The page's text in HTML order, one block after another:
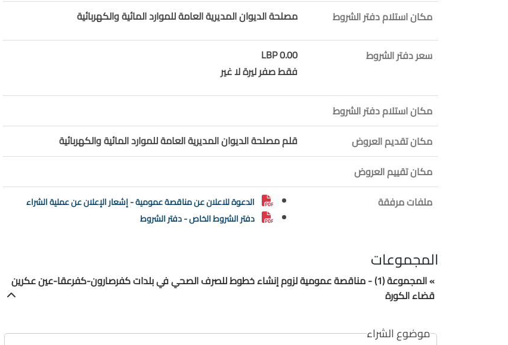
مكان استلام دفتر الشروط مصلحة الديوان المديرية العامة للموارد المائية والكهربائية
سعر دفتر الشروط
0.00 LBP
فقط صفر ليرة لا غير
مكان استلام دفتر الشروط
مكان تقديم العروض
قلم مصلحة الديوان المديرية العامة للموارد المائية والكهربائية
مكان تقييم العروض
ملفات مرفقة
الدعوة للاعلان عن مناقصة عمومية - إشعار الإعلان عن عملية الشراء
دفتر الشروط الخاص - دفتر الشروط
المجموعات
» المجموعة (1) - مناقصة عمومية لزوم إنشاء خطوط للصرف الصحي في بلدات كفرصارون-كفرعقا-عين عكرين
قضاء الكورة
موضوع الشراء